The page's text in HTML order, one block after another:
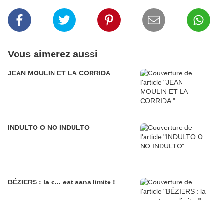
Vous aimerez aussi
JEAN MOULIN ET LA CORRIDA
INDULTO O NO INDULTO
BÉZIERS : la c... est sans limite !